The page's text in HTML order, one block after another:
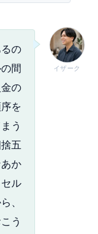
イザーク
の
間
の
を
う
五
か
ル
、
う